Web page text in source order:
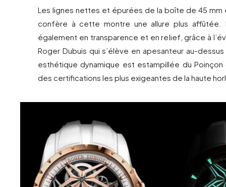
Les lignes nettes et épurées de la boîte de 45 mm
confère à cette montre une allure plus affûtée.
également en transparence et en relief, grâce à
Roger Dubuis qui s’élève en apesanteur au-
esthétique dynamique est estampillée du Poinçon
des certifications les plus exigeantes de la haute